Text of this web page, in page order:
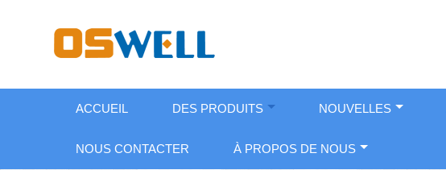
ACCUEIL DES PRODUITS NOUVELLES
NOUS CONTACTER À PROPOS DE NOUS